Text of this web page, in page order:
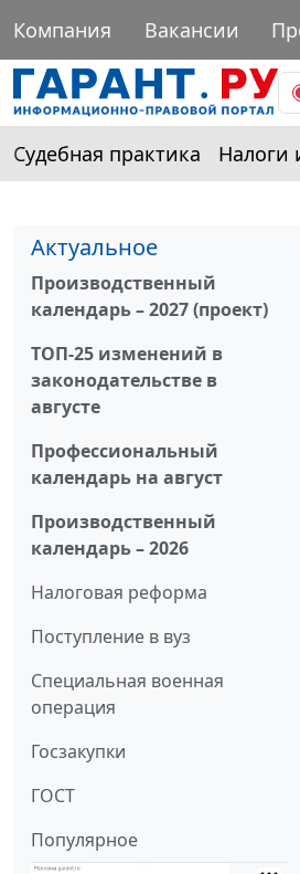
Компания Вакансии
Судебная практика Налоги
Актуальное
Производственный
календарь – 2027 (проект)
ТОП-25 изменений в
законодательстве в
августе
Профессиональный
календарь на август
Производственный
календарь – 2026
Налоговая реформа
Поступление в вуз
Специальная военная
операция
Госзакупки
ГОСТ
Популярное